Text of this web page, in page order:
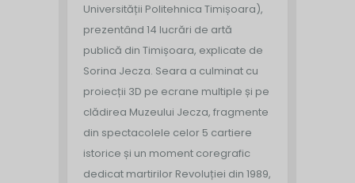
Universității Politehnica Timișoara),
prezentând 14 lucrări de artă
publică din Timișoara, explicate de
Sorina Jecza. Seara a culminat cu
proiecții 3D pe ecrane multiple și pe
clădirea Muzeului Jecza, fragmente
din spectacolele celor 5 cartiere
istorice și un moment coregrafic
dedicat martirilor Revoluției din 1989,